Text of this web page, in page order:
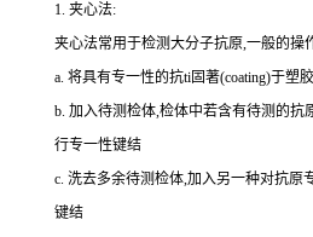
1. 夹心法:
夹心法常用于检测大分子抗原,一般的操
a. 将具有专一性的抗ti固著(coating)于塑
b. 加入待测检体,检体中若含有待测的抗
行专一性键结
c. 洗去多余待测检体,加入另一种对抗原
键结